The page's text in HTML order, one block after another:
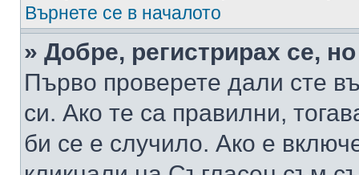
Върнете се в началото
» Добре, регистрирах се,
Първо проверете дали сте
си. Ако те са правилни,
би се е случило. Ако е